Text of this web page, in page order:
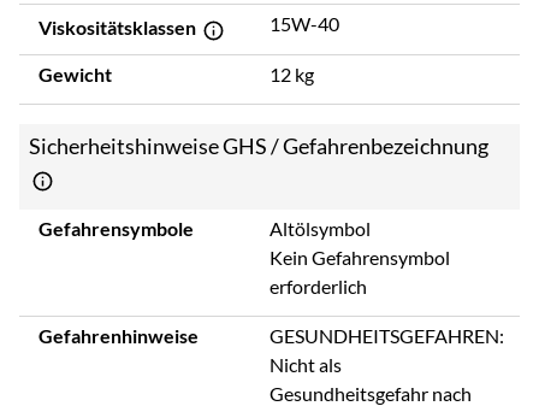
Viskositätsklassen 15W-40
Gewicht 12 kg
Sicherheitshinweise GHS / Gefahrenbezeichnung
Gefahrensymbole
Altölsymbol
Kein Gefahrensymbol
erforderlich
Gefahrenhinweise
GESUNDHEITSGEFAHREN:
Nicht als
Gesundheitsgefahr nach